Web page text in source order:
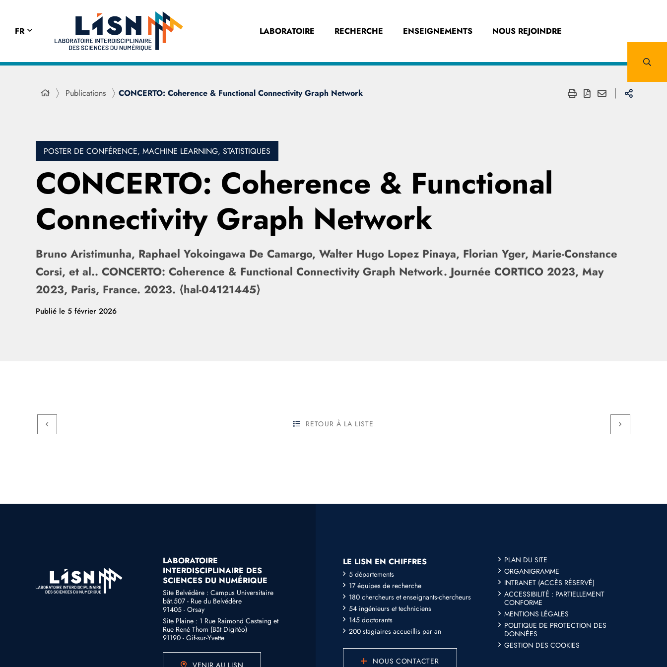
FR LABORATOIRE RECHERCHE ENSEIGNEMENTS NOUS REJOINDRE
Publications CONCERTO: Coherence & Functional Connectivity Graph Network
POSTER DE CONFÉRENCE, MACHINE LEARNING, STATISTIQUES
CONCERTO: Coherence & Functional
Connectivity Graph Network
Bruno Aristimunha, Raphael Yokoingawa De Camargo, Walter Hugo Lopez Pinaya, Florian Yger, Marie-Constance
Corsi, et al.. CONCERTO: Coherence & Functional Connectivity Graph Network. Journée CORTICO 2023, May
2023, Paris, France. 2023. ⟨hal-04121445⟩
Publié le 5 février 2026
RETOUR À LA LISTE
LABORATOIRE
INTERDISCIPLINAIRE DES
SCIENCES DU NUMÉRIQUE
Site Belvédère : Campus Universitaire
bât.507 - Rue du Belvédère
91405 - Orsay
Site Plaine : 1 Rue Raimond Castaing et
Rue René Thom (Bât Digitéo)
91190 - Gif-sur-Yvette
LE LISN EN CHIFFRES
5 départements
17 équipes de recherche
180 chercheurs et enseignants-chercheurs
54 ingénieurs et techniciens
145 doctorants
200 stagiaires accueillis par an
NOUS CONTACTER
PLAN DU SITE
ORGANIGRAMME
INTRANET (ACCÈS RÉSERVÉ)
ACCESSIBILITÉ : PARTIELLEMENT
CONFORME
MENTIONS LÉGALES
POLITIQUE DE PROTECTION DES
DONNÉES
GESTION DES COOKIES